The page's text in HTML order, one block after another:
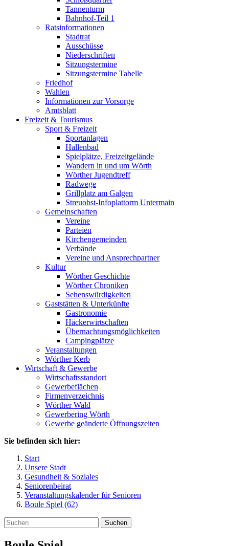
Tannenturm
Bahnhof-Teil 1
Ratsinformationen
Stadtrat
Ausschüsse
Niederschriften
Sitzungstermine
Sitzungstermine Tabelle
Friedhof
Wahlen
Informationen zur Vorsorge
Amtsblatt
Freizeit & Tourismus
Sport & Freizeit
Sportanlagen
Hallenbad
Spielplätze, Freizeitgelände
Wandern in und um Wörth
Wörther Jugendtreff
Radwege
Grillplatz am Galgen
Streuobst-Infoplattorm Untermain
Gemeinschaften
Vereine
Parteien
Kirchengemeinden
Verbände
Vereine und Ansprechpartner
Kultur
Wörther Geschichte
Wörther Chroniken
Sehenswürdigkeiten
Gaststätten & Unterkünfte
Gastronomie
Häckerwirtschaften
Übernachtungsmöglichkeiten
Campingplätze
Veranstaltungen
Wörther Kerb
Wirtschaft & Gewerbe
Wirtschaftsstandort
Gewerbeflächen
Firmenverzeichnis
Wörther Wald
Gewerbering Wörth
Gewerbe geänderte Öffnungszeiten
Sie befinden sich hier:
Start
Unsere Stadt
Gesundheit & Soziales
Seniorenbeirat
Veranstaltungskalender für Senioren
Boule Spiel (62)
Suchen